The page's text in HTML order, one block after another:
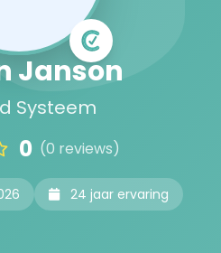
Janson
Systeem
0 (0 reviews)
24 jaar ervaring